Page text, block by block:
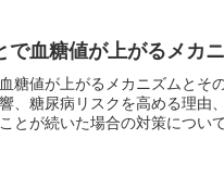
で血糖値が上がるメカ
糖値が上がるメカニズムとそ
、糖尿病リスクを高める理由
とが続いた場合の対策につい